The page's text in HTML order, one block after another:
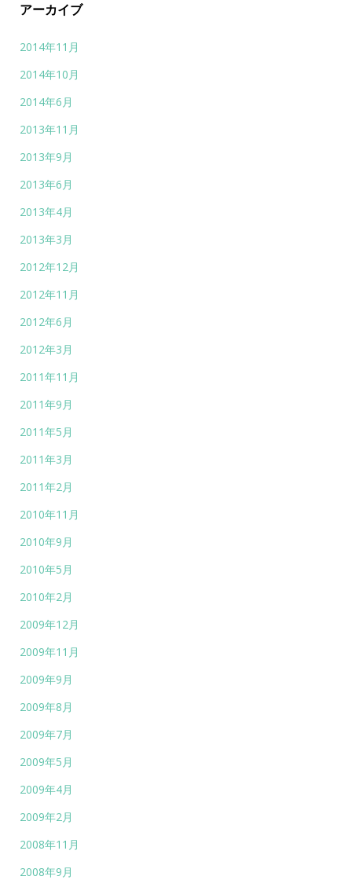
アーカイブ
2014年11月
2014年10月
2014年6月
2013年11月
2013年9月
2013年6月
2013年4月
2013年3月
2012年12月
2012年11月
2012年6月
2012年3月
2011年11月
2011年9月
2011年5月
2011年3月
2011年2月
2010年11月
2010年9月
2010年5月
2010年2月
2009年12月
2009年11月
2009年9月
2009年8月
2009年7月
2009年5月
2009年4月
2009年2月
2008年11月
2008年9月